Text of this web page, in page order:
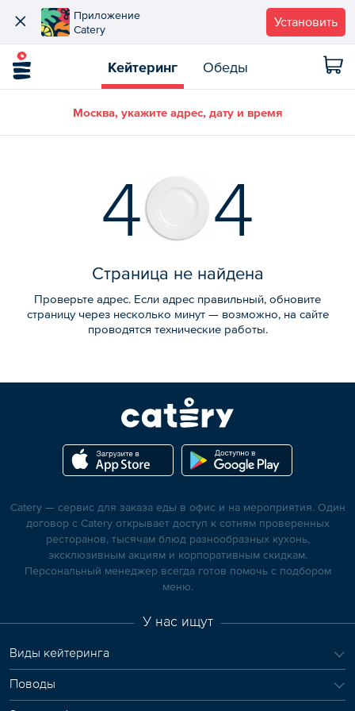
Приложение
Catery
Установить
Кейтеринг Обеды
Москва, укажите адрес, дату и время
4 4
Страница не найдена
Проверьте адрес. Если адрес правильный, обновите
страницу через несколько минут — возможно, на сайте
проводятся технические работы.
Catery — сервис для заказа еды в офис и на мероприятия. Один
договор с Catery открывает доступ к сотням проверенных
ресторанов, тысячам блюд разнообразных кухонь,
эксклюзивным акциям и корпоративным скидкам.
Персональный менеджер всегда готов помочь с подбором
меню.
У нас ищут
Виды кейтеринга
Поводы